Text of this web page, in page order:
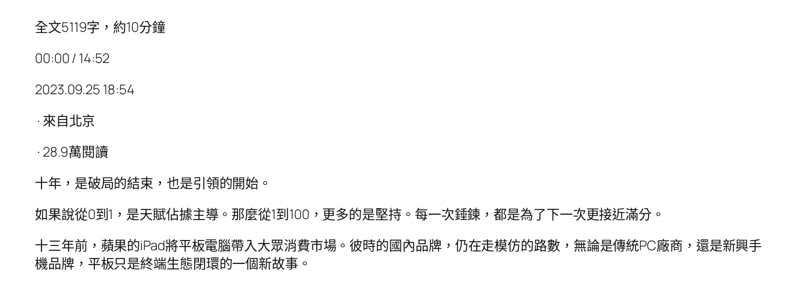
全文5119字，約10分鐘
00:00 / 14:52
2023.09.25 18:54
· 來自北京
· 28.9萬閱讀
十年，是破局的結束，也是引領的開始。
如果說從0到1，是天賦佔據主導。那麼從1到100，更多的是堅持。每一次錘鍊，都是為了下一次更接近滿分。
十三年前，蘋果的iPad將平板電腦帶入大眾消費市場。彼時的國內品牌，仍在走模仿的路數，無論是傳統PC廠商，還是新興手
機品牌，平板只是終端生態閉環的一個新故事。